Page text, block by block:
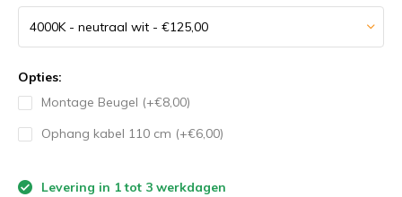
Opties:
Montage Beugel (+€8,00)
Ophang kabel 110 cm (+€6,00)
Levering in 1 tot 3 werkdagen